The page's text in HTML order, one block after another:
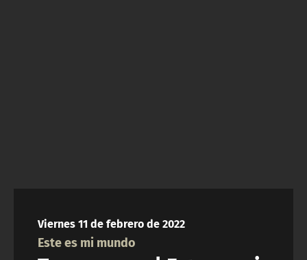
Viernes 11 de febrero de 2022
Este es mi mundo